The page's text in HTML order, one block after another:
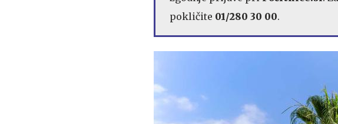
pokličite 01/280 30 00.